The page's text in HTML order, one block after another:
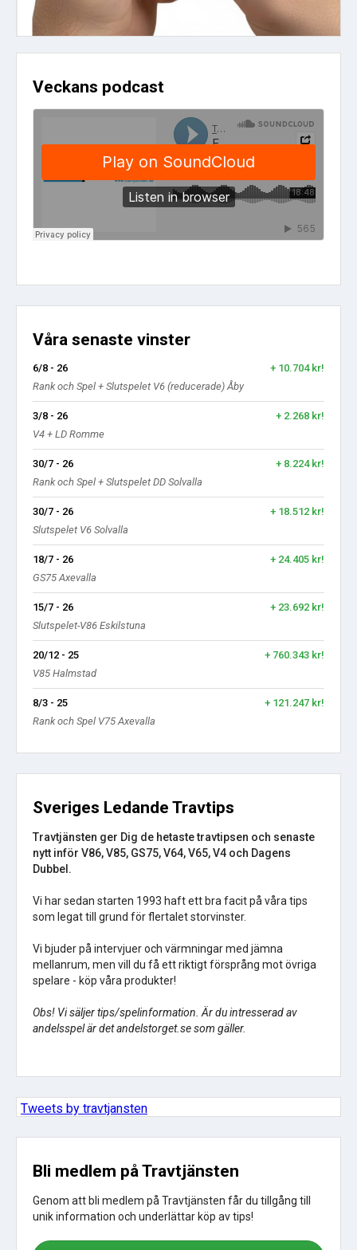
Veckans podcast
Våra senaste vinster
6/8 - 26
+ 10.704 kr!
Rank och Spel + Slutspelet V6 (reducerade) Åby
3/8 - 26
+ 2.268 kr!
V4 + LD Romme
30/7 - 26
+ 8.224 kr!
Rank och Spel + Slutspelet DD Solvalla
30/7 - 26
+ 18.512 kr!
Slutspelet V6 Solvalla
18/7 - 26
+ 24.405 kr!
GS75 Axevalla
15/7 - 26
+ 23.692 kr!
Slutspelet-V86 Eskilstuna
20/12 - 25
+ 760.343 kr!
V85 Halmstad
8/3 - 25
+ 121.247 kr!
Rank och Spel V75 Axevalla
Sveriges Ledande Travtips
Travtjänsten ger Dig de hetaste travtipsen och senaste
nytt inför V86, V85, GS75, V64, V65, V4 och Dagens
Dubbel.
Vi har sedan starten 1993 haft ett bra facit på våra tips
som legat till grund för flertalet storvinster.
Vi bjuder på intervjuer och värmningar med jämna
mellanrum, men vill du få ett riktigt försprång mot övriga
spelare - köp våra produkter!
Obs! Vi säljer tips/spelinformation. Är du intresserad av
andelsspel är det andelstorget.se som gäller.
Tweets by travtjansten
Bli medlem på Travtjänsten
Genom att bli medlem på Travtjänsten får du tillgång till
unik information och underlättar köp av tips!